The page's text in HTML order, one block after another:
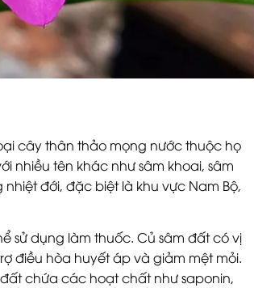
cây thân thảo mọng nước thuộc họ
nhiều tên khác như sâm khoai, sâm
đới, đặc biệt là khu vực Nam Bộ,
sử dụng làm thuốc. Củ sâm đất có vị
điều hòa huyết áp và giảm mệt mỏi.
chứa các hoạt chất như saponin,